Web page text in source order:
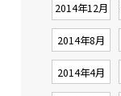
2014年12月
2014年8月
2014年4月